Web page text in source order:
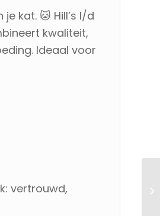
kat. 🐱 Hill’s I/d
kwaliteit,
Ideaal voor
vertrouwd,